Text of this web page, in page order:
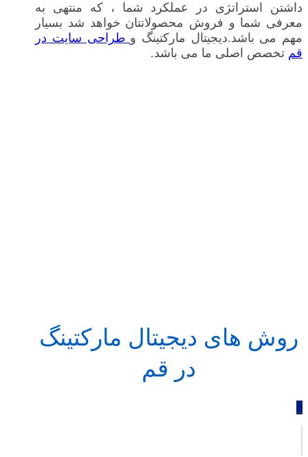
داشتن استراتژی در عملکرد شما ، که منتهی به
معرفی شما و فروش محصولاتتان خواهد شد بسیار
مهم می باشد.دیجیتال مارکتینگ و طراحی سایت در
قم تخصص اصلی ما می باشد.
روش های دیجیتال مارکتینگ
در قم